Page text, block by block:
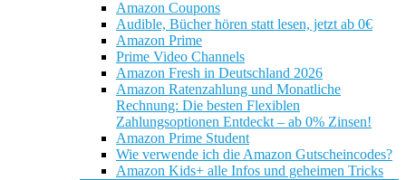
Amazon Coupons
Audible, Bücher hören statt lesen, jetzt ab 0€
Amazon Prime
Prime Video Channels
Amazon Fresh in Deutschland 2026
Amazon Ratenzahlung und Monatliche
Rechnung: Die besten Flexiblen
Zahlungsoptionen Entdeckt – ab 0% Zinsen!
Amazon Prime Student
Wie verwende ich die Amazon Gutscheincodes?
Amazon Kids+ alle Infos und geheimen Tricks